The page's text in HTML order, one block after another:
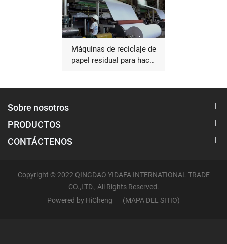
Máquinas de reciclaje de
papel residual para hacer
Sobre nosotros
PRODUCTOS
CONTÁCTENOS
Copyright © 2022 QINGDAO YIDAFA INTERNATIONAL TRADE
CO.,LTD., All Rights Reserved.
Powered by HiCheng
(MAPA DEL SITIO)